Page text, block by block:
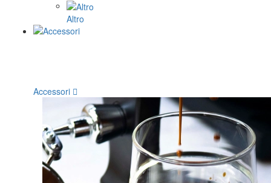
Altro
Accessori